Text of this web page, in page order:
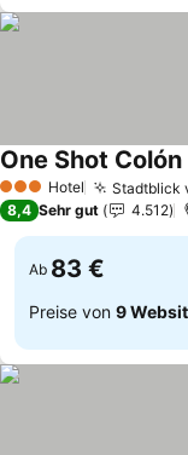
3 SterneHotel Stadtblick
One Shot Colón
8,4 Sehr gut 4.512
Ab 83 €
Preise von 9